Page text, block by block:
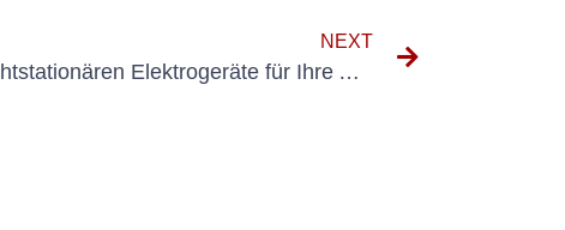
NEXT
Auswahl der richtigen nichtstationären Elektrogeräte für Ihre Anforderungen